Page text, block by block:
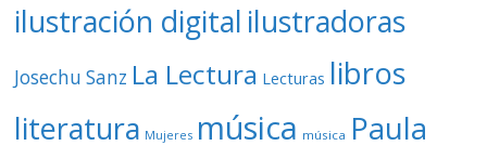
ilustración digital ilustradoras
Josechu Sanz La Lectura Lecturas libros
literatura Mujeres música música Paula